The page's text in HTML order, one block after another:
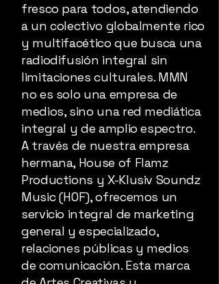
fresco para todos, atendiendo
a un colectivo globalmente rico
y multifacético que busca una
radiodifusión integral sin
limitaciones culturales. MMN
no es solo una empresa de
medios, sino una red mediática
integral y de amplio espectro.
A través de nuestra empresa
hermana, House of Flamz
Productions y X-Klusiv Soundz
Music (HOF), ofrecemos un
servicio integral de marketing
general y especializado,
relaciones públicas y medios
de comunicación. Esta marca